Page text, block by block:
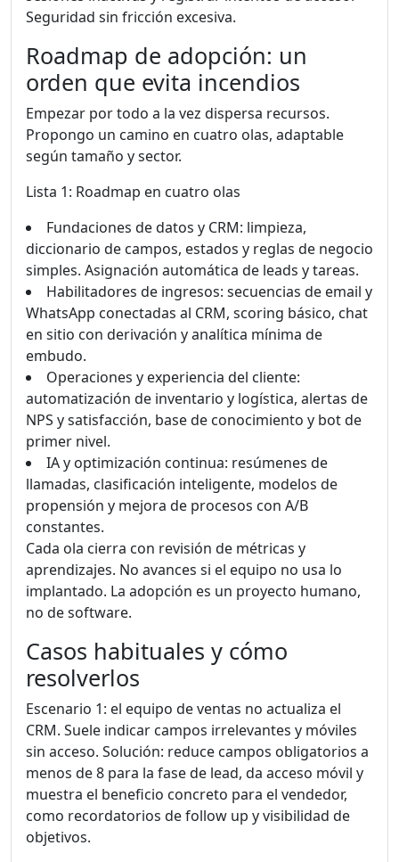
Seguridad sin fricción excesiva.
Roadmap de adopción: un
orden que evita incendios
Empezar por todo a la vez dispersa recursos.
Propongo un camino en cuatro olas, adaptable
según tamaño y sector.
Lista 1: Roadmap en cuatro olas
Fundaciones de datos y CRM: limpieza,
diccionario de campos, estados y reglas de negocio
simples. Asignación automática de leads y tareas.
Habilitadores de ingresos: secuencias de email y
WhatsApp conectadas al CRM, scoring básico, chat
en sitio con derivación y analítica mínima de
embudo.
Operaciones y experiencia del cliente:
automatización de inventario y logística, alertas de
NPS y satisfacción, base de conocimiento y bot de
primer nivel.
IA y optimización continua: resúmenes de
llamadas, clasificación inteligente, modelos de
propensión y mejora de procesos con A/B
constantes.
Cada ola cierra con revisión de métricas y
aprendizajes. No avances si el equipo no usa lo
implantado. La adopción es un proyecto humano,
no de software.
Casos habituales y cómo
resolverlos
Escenario 1: el equipo de ventas no actualiza el
CRM. Suele indicar campos irrelevantes y móviles
sin acceso. Solución: reduce campos obligatorios a
menos de 8 para la fase de lead, da acceso móvil y
muestra el beneficio concreto para el vendedor,
como recordatorios de follow up y visibilidad de
objetivos.